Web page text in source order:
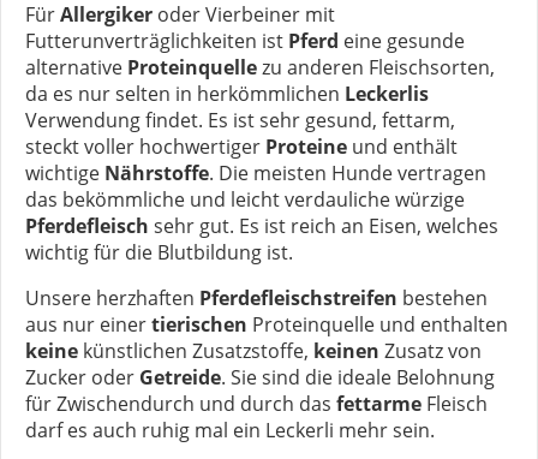
FürAllergiker oder Vierbeiner mit
Futterunverträglichkeiten ist Pferd eine gesunde
alternative Proteinquellezu anderen Fleischsorten,
da es nur selten in herkömmlichen Leckerlis
Verwendung findet. Es ist sehr gesund, fettarm,
steckt voller hochwertiger Proteine und enthält
wichtige Nährstoffe. Die meisten Hunde vertragen
das bekömmliche und leicht verdauliche würzige
Pferdefleisch sehr gut. Es ist reich an Eisen, welches
wichtig für die Blutbildung ist.
Unsere herzhaften Pferdefleischstreifen bestehen
aus nur einertierischen Proteinquelle und enthalten
keine künstlichen Zusatzstoffe, keinen Zusatz von
Zucker oder Getreide. Sie sind die ideale Belohnung
für Zwischendurch und durch das fettarme Fleisch
darf es auch ruhig mal ein Leckerli mehr sein.